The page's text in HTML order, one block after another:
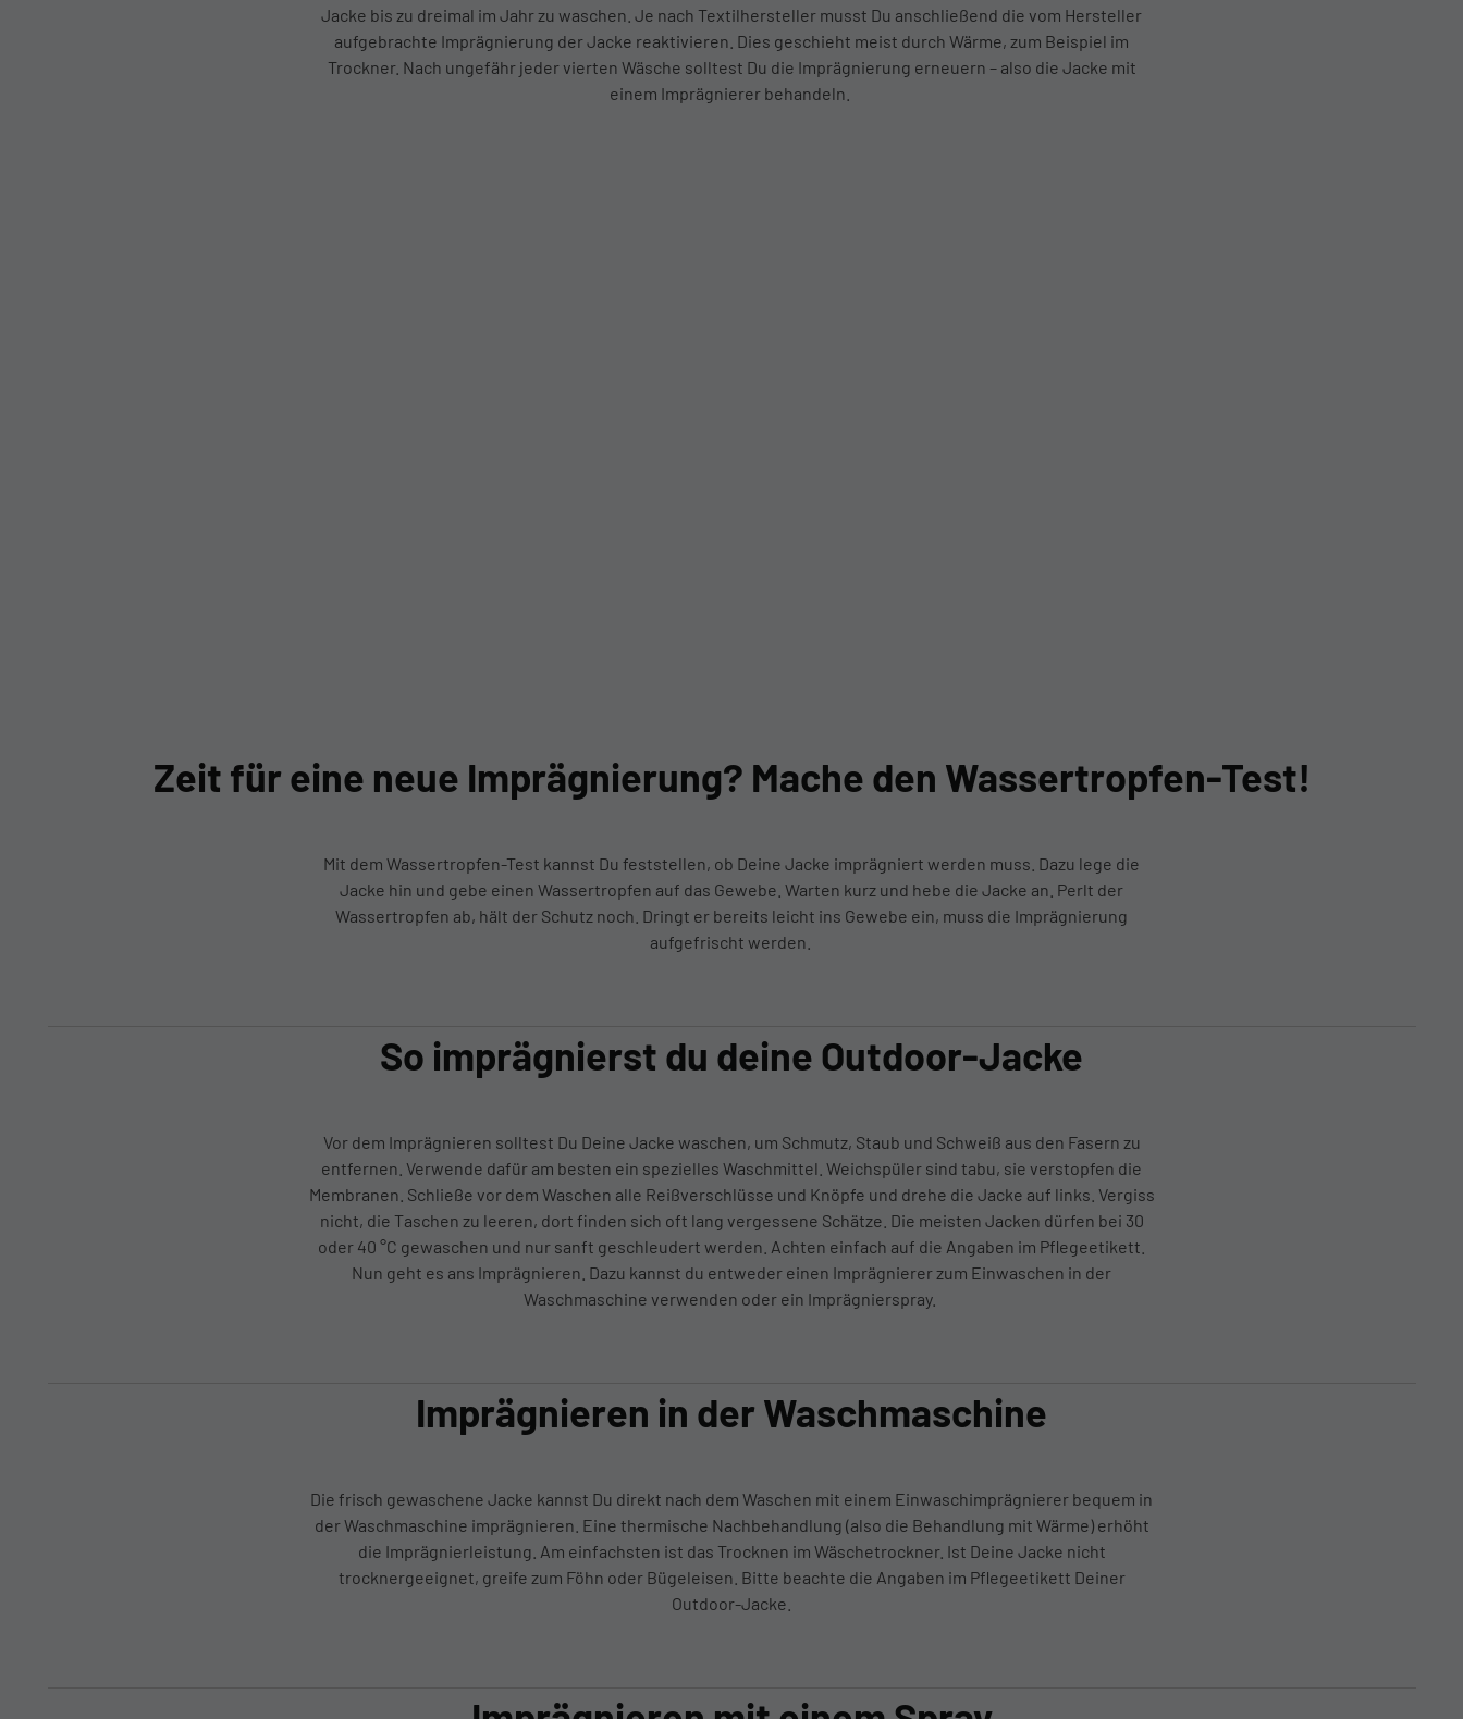
Jacke bis zu dreimal im Jahr zu waschen. Je nach Textilhersteller musst Du anschließend die vom Hersteller
aufgebrachte Imprägnierung der Jacke reaktivieren. Dies geschieht meist durch Wärme, zum Beispiel im
Trockner. Nach ungefähr jeder vierten Wäsche solltest Du die Imprägnierung erneuern – also die Jacke mit
einem Imprägnierer behandeln.
Zeit für eine neue Imprägnierung? Mache den Wassertropfen-Test!
Mit dem Wassertropfen-Test kannst Du feststellen, ob Deine Jacke imprägniert werden muss. Dazu lege die
Jacke hin und gebe einen Wassertropfen auf das Gewebe. Warten kurz und hebe die Jacke an. Perlt der
Wassertropfen ab, hält der Schutz noch. Dringt er bereits leicht ins Gewebe ein, muss die Imprägnierung
aufgefrischt werden.
So imprägnierst du deine Outdoor-Jacke
Vor dem Imprägnieren solltest Du Deine Jacke waschen, um Schmutz, Staub und Schweiß aus den Fasern zu
entfernen. Verwende dafür am besten ein spezielles Waschmittel. Weichspüler sind tabu, sie verstopfen die
Membranen. Schließe vor dem Waschen alle Reißverschlüsse und Knöpfe und drehe die Jacke auf links. Vergiss
nicht, die Taschen zu leeren, dort finden sich oft lang vergessene Schätze. Die meisten Jacken dürfen bei 30
oder 40 °C gewaschen und nur sanft geschleudert werden. Achten einfach auf die Angaben im Pflegeetikett.
Nun geht es ans Imprägnieren. Dazu kannst du entweder einen Imprägnierer zum Einwaschen in der
Waschmaschine verwenden oder ein Imprägnierspray.
Imprägnieren in der Waschmaschine
Die frisch gewaschene Jacke kannst Du direkt nach dem Waschen mit einem Einwaschimprägnierer bequem in
der Waschmaschine imprägnieren. Eine thermische Nachbehandlung (also die Behandlung mit Wärme) erhöht
die Imprägnierleistung. Am einfachsten ist das Trocknen im Wäschetrockner. Ist Deine Jacke nicht
trocknergeeignet, greife zum Föhn oder Bügeleisen. Bitte beachte die Angaben im Pflegeetikett Deiner
Outdoor-Jacke.